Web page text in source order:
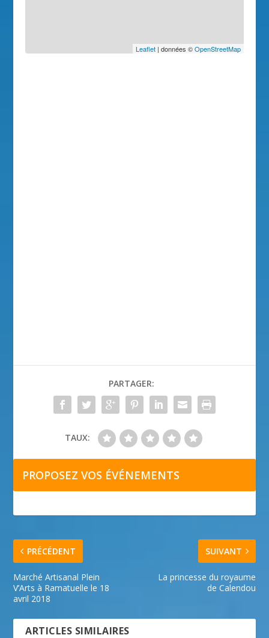
Leaflet| données ©OpenStreetMap
PARTAGER:
TAUX:
PROPOSEZ VOS ÉVÉNEMENTS
PRÉCÉDENT
Marché Artisanal Plein
V’Arts à Ramatuelle le 18
avril 2018
SUIVANT
La princesse du royaume
de Calendou
ARTICLES SIMILAIRES